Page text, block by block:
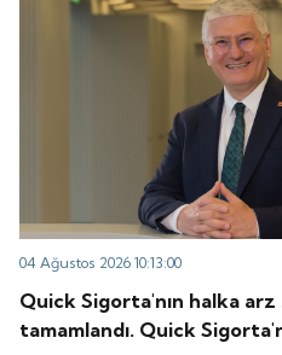
04 Ağustos 2026 10:13:00
Quick Sigorta'nın halka arz
tamamlandı. Quick